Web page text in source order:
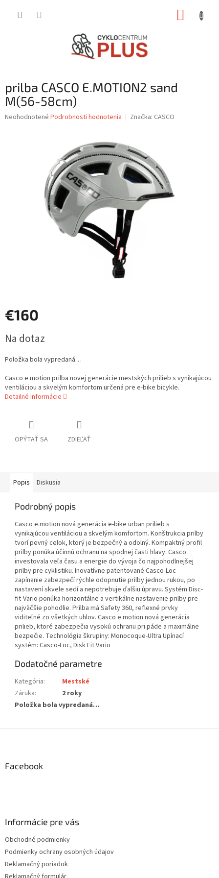
prilba CASCO E.MOTION2 sand
M(56-58cm)
Priemerné
Neohodnotené Podrobnosti hodnotenia Značka: CASCO
€160
cena:
Na dotaz
Položka bola vypredaná…
Casco e.motion prilba novej generácie mestských prilieb s vynikajúcou
ventiláciou a skvelým komfortom určená pre e-bike bicykle.
Detailné informácie
OPÝTAŤ SA ZDIEĽAŤ
Popis Diskusia
Podrobný popis
Casco e.motion nová generácia e-bike urban prilieb s
vynikajúcou ventiláciou a skvelým komfortom. Konštrukcia prilby
tvorí pevný celok, ktorý je bezpečný a odolný. Kompaktný profil
prilby ponúka účinnú ochranu na spodnej časti hlavy. Casco
investovala veľa času a energie do vývoja čo najpohodlnejšej
prilby pre cyklistiku. Inovatívne patentované Casco-Loc
zapínanie zabezpečí rýchle odopnutie prilby jednou rukou, po
nastavení skvele sedí a nepotrebuje ďalšiu úpravu. Systém Disc-
fit-Vario ponúka horizontálne a vertikálne nastavenie prilby pre
najväčšie pohodlie. Prilba má Safety 360, reflexné prvky
viditeľné zo všetkých uhlov. Casco e.motion nová generácia
prilieb, ktoré zabezpečia vysokú ochranu pri páde a maximálne
bezpečie. Technológia škrupiny: Monocoque-Ultra Upínací
systém: Casco-Loc, Disk Fit Vario
Dodatočné parametre
Kategória:
Mestské
Záruka:
2 roky
Položka bola vypredaná…
Facebook
Informácie pre vás
Obchodné podmienky
Podmienky ochrany osobných údajov
Reklamačný poriadok